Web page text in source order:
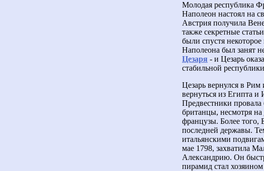
Молодая республика
Наполеон настоял на
Австрия получила
также секретные
были спустя
Наполеона был занят
Цезаря - и Цезарь
стабильной
Цезарь вернулся в Рим
вернуться из Египта
Предвестники
британцы, несмотря
французы. Более того,
последней державы.
итальянскими
мае 1798, захватила
Александрию. Он
пирамид стал